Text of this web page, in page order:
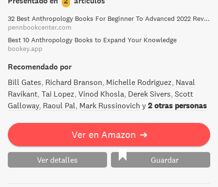
el siglo XXI, desde superar la muerte hasta la creación de
la inteligencia artificial. - Cuando tu smartphone te conoce
mejor de lo que te conoces a ti mismo, ¿seguirás
escogiendo tu trabajo, a tu pareja y a tu presidente? -
Cuando la inteligencia artificial nos saque del mercado
laboral, ¿encontrarán los millones de desempleados
algún tipo de significado en las drogas o los juegos
virtuales? - Cuando los cuerpos y los cerebros sean
productos de diseño, ¿cederá la selección natural el paso
Esto es Homo Deus.
32 Best Anthropology Books For Beginner To Advanced 2022 Review
pennbookcenter.com
Best 10 Anthropology Books to Expand Your Knowledge
bookey.app
Recomendado por
Bill Gates Richard Branson Michelle Rodriguez Naval
Ravikant Tai Lopez Vinod Khosla Derek Sivers Scott
Galloway Raoul Pal Mark Russinovich y 2 otras personas
Ver en Amazon ➔
Ver detalles Guardar